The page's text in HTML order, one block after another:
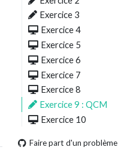
Exercice 3
Exercice 4
Exercice 5
Exercice 6
Exercice 7
Exercice 8
Exercice 9 : QCM
Exercice 10
Faire part d'un problème